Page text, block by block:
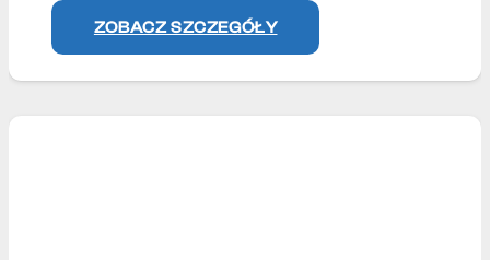
ZOBACZ SZCZEGÓŁY